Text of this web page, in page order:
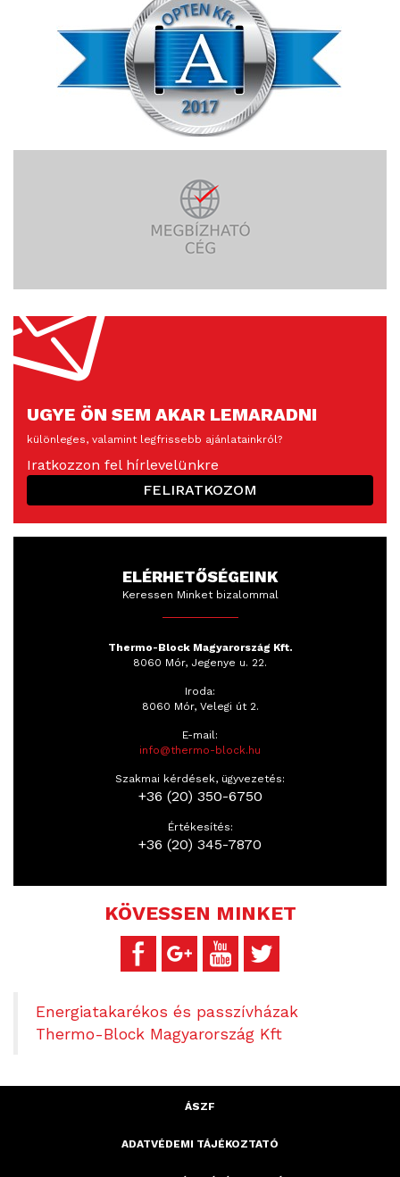
UGYE ÖN SEM AKAR LEMARADNI
különleges, valamint legfrissebb ajánlatainkról?
Iratkozzon fel hírlevelünkre
FELIRATKOZOM
ELÉRHETŐSÉGEINK
Keressen Minket bizalommal
Thermo-Block Magyarország Kft.
8060 Mór, Jegenye u. 22.
Iroda:
8060 Mór, Velegi út 2.
E-mail:
info@thermo-block.hu
Szakmai kérdések, ügyvezetés:
+36 (20) 350-6750
Értékesítés:
+36 (20) 345-7870
KÖVESSEN MINKET
Energiatakarékos és passzívházak
Thermo-Block Magyarország Kft
ÁSZF
ADATVÉDEMI TÁJÉKOZTATÓ